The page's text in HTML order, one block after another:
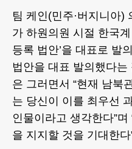
팀 케인(민주·버지니아)
가 하원의원 시절 한국
등록 법안’을 대표로 발
법안을 대표 발의했다
은 그러면서 “현재 남북
는 당신이 이를 최우선
인물이라고 생각한다”
을 지지할 것을 기대한